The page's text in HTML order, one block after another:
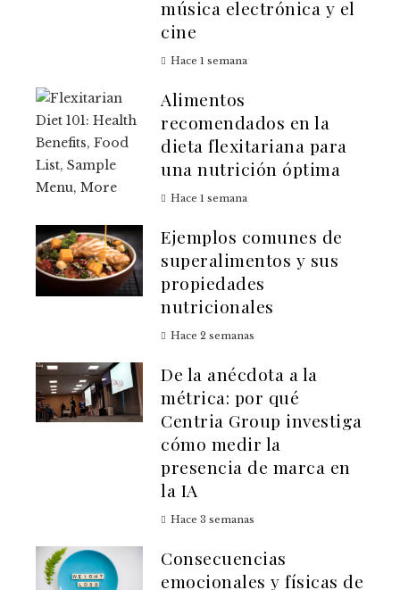
música electrónica y el
cine
Hace 1 semana
Alimentos
recomendados en la
dieta flexitariana para
una nutrición óptima
Hace 1 semana
Ejemplos comunes de
superalimentos y sus
propiedades
nutricionales
Hace 2 semanas
De la anécdota a la
métrica: por qué
Centria Group investiga
cómo medir la
presencia de marca en
la IA
Hace 3 semanas
Consecuencias
emocionales y físicas de